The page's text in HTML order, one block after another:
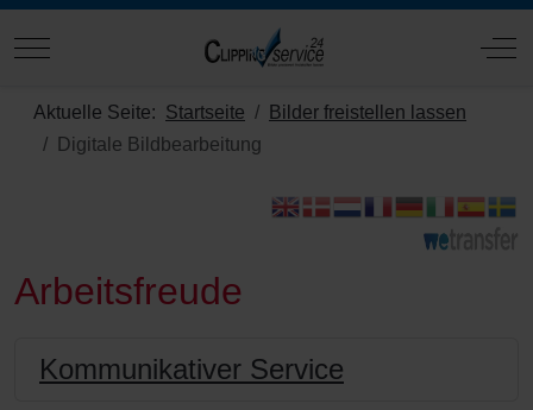
Mobile Menu Toggle Off-
Aktuelle Seite: Startseite
Bilder freistellen lassen
Digitale Bildbearbeitung
Arbeitsfreude
Kommunikativer Service